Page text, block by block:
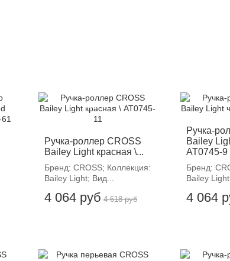
Ручка-роллер CROSS
Bailey Light красная \...
Бренд: CROSS; Коллекция:
Bailey Light; Вид...
4 064 руб
-12%
4 618 руб
Ручка-
Bailey
AT0745-9
Бренд:
Bailey
4 064
-